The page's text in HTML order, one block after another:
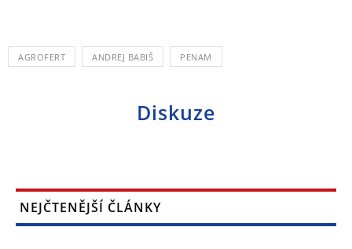
AGROFERT ANDREJ BABIŠ PENAM
Diskuze
NEJČTENĚJŠÍ ČLÁNKY